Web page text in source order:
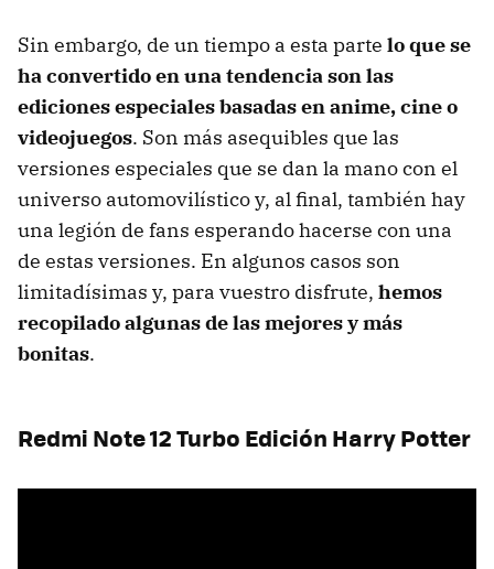
Sin embargo, de un tiempo a esta parte lo que se
ha convertido en una tendencia son las
ediciones especiales basadas en anime, cine o
videojuegos. Son más asequibles que las
versiones especiales que se dan la mano con el
universo automovilístico y, al final, también hay
una legión de fans esperando hacerse con una
de estas versiones. En algunos casos son
limitadísimas y, para vuestro disfrute, hemos
recopilado algunas de las mejores y más
bonitas.
Redmi Note 12 Turbo Edición Harry Potter